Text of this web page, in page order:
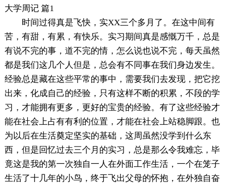
大学周记 篇1
时间过得真是飞快，实XX三个多月了。在这中间有
苦，有甜，有累，有快乐。实习期间真是感慨万千，总是
有说不完的事，道不完的情，怎么说也说不完，每天虽然
都是我们这几个人但是，总会有不同事在我们身边发生。
经验总是藏在这些平常的事中，需要我们去发现，把它挖
出来，化成自己的经验，只有这样不断的积累，不段的学
习，才能拥有更多，更好的宝贵的经验。有了这些经验才
能在社会上占有有利的位置，才能在社会上站稳脚跟。也
为以后在生活奠定坚实的基础，这周虽然没学到什么东
西，但是回忆过去三个月的实习，总是那么令我难忘，毕
竟这是我的第一次独自一人在外面工作生活，一个在笼子
生活了十几年的小鸟，终于飞出父母的怀抱，在外独自奋